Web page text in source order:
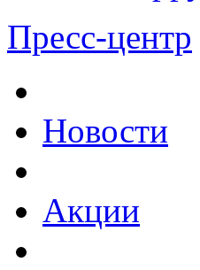
Пресс-центр
Новости
Акции